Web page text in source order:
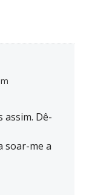
assim. Dê-
soar-me a